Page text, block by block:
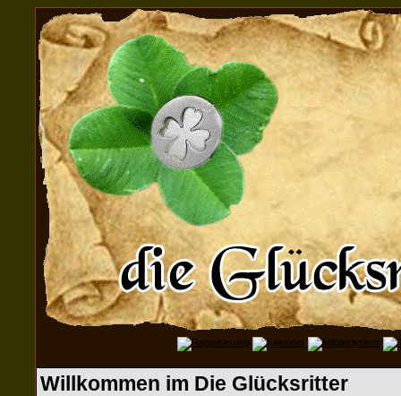
Willkommen im Die Glücksritter